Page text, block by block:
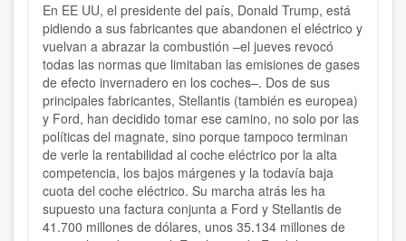
En EE UU, el presidente del país, Donald Trump, está
pidiendo a sus fabricantes que abandonen el eléctrico y
vuelvan a abrazar la combustión –el jueves revocó
todas las normas que limitaban las emisiones de gases
de efecto invernadero en los coches–. Dos de sus
principales fabricantes, Stellantis (también es europea)
y Ford, han decidido tomar ese camino, no solo por las
políticas del magnate, sino porque tampoco terminan
de verle la rentabilidad al coche eléctrico por la alta
competencia, los bajos márgenes y la todavía baja
cuota del coche eléctrico. Su marcha atrás les ha
supuesto una factura conjunta a Ford y Stellantis de
41.700 millones de dólares, unos 35.134 millones de